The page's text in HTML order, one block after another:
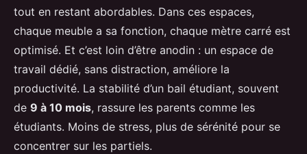
tout en restant abordables. Dans ces espaces,
chaque meuble a sa fonction, chaque mètre carré est
optimisé. Et c’est loin d’être anodin : un espace de
travail dédié, sans distraction, améliore la
productivité. La stabilité d’un bail étudiant, souvent
de 9 à 10 mois, rassure les parents comme les
étudiants. Moins de stress, plus de sérénité pour se
concentrer sur les partiels.